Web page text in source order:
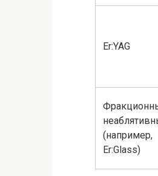
Er:YAG
(например,
Er:Glass)